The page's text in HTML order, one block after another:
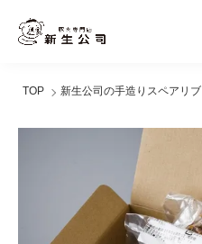
TOP 新生公司の手造りスペアリブ